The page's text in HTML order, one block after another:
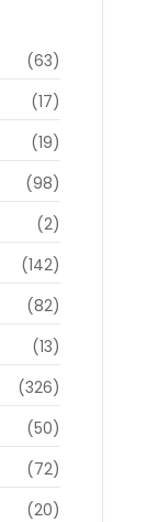
(63)
(17)
(19)
(98)
(2)
(142)
(82)
(13)
(326)
(50)
(72)
(20)